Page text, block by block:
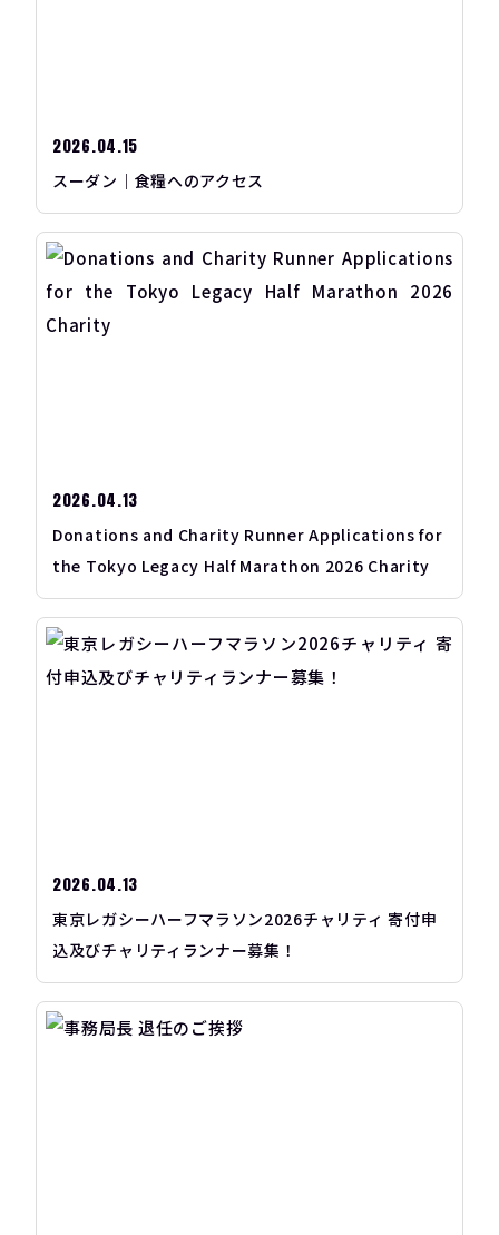
2026.04.15
スーダン｜食糧へのアクセス
2026.04.13
Donations and Charity Runner Applications for
the Tokyo Legacy Half Marathon 2026 Charity
2026.04.13
東京レガシーハーフマラソン2026チャリティ 寄付申
込及びチャリティランナー募集！